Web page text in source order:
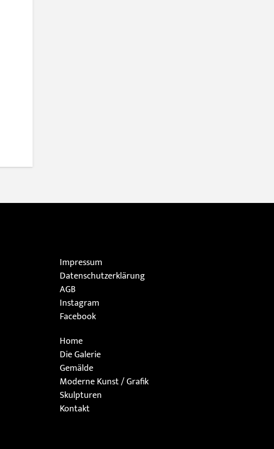
Impressum
Datenschutzerklärung
AGB
Instagram
Facebook
Home
Die Galerie
Gemälde
Moderne Kunst / Grafik
Skulpturen
Kontakt